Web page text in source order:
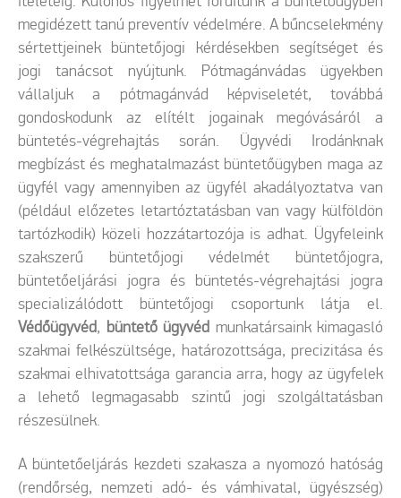
megidézett tanú preventív védelmére. A bűncselekmény
sértettjeinek büntetőjogi kérdésekben segítséget és
jogi tanácsot nyújtunk. Pótmagánvádas ügyekben
vállaljuk a pótmagánvád képviseletét, továbbá
gondoskodunk az elítélt jogainak megóvásáról a
büntetés-végrehajtás során. Ügyvédi Irodánknak
megbízást és meghatalmazást büntetőügyben maga az
ügyfél vagy amennyiben az ügyfél akadályoztatva van
(például előzetes letartóztatásban van vagy külföldön
tartózkodik) közeli hozzátartozója is adhat. Ügyfeleink
szakszerű büntetőjogi védelmét büntetőjogra,
büntetőeljárási jogra és büntetés-végrehajtási jogra
specializálódott büntetőjogi csoportunk látja el.
Védőügyvéd, büntető ügyvéd munkatársaink kimagasló
szakmai felkészültsége, határozottsága, precizitása és
szakmai elhivatottsága garancia arra, hogy az ügyfelek
a lehető legmagasabb szintű jogi szolgáltatásban
részesülnek.
A büntetőeljárás kezdeti szakasza a nyomozó hatóság
(rendőrség, nemzeti adó- és vámhivatal, ügyészség)